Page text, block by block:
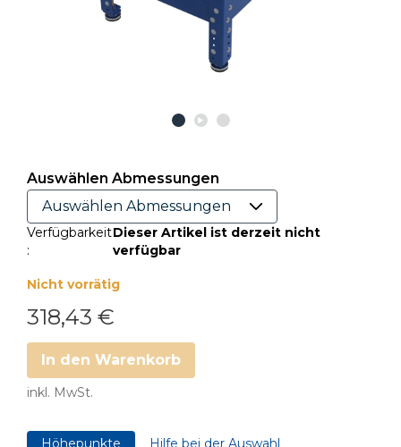
Auswählen Abmessungen
Verfügbarkeit
:
Dieser Artikel ist derzeit nicht
verfügbar
Nicht vorrätig
318,43 €
In den Warenkorb
inkl. MwSt.
Höhepunkte
Hilfe bei der Auswahl